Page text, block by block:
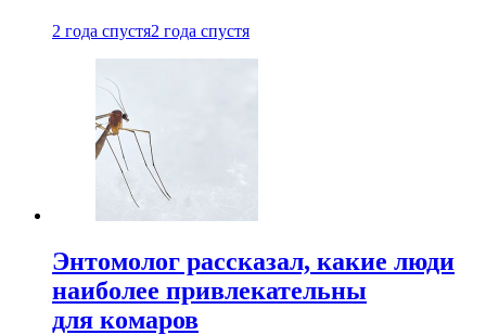
2 года спустя2 года спустя
Энтомолог рассказал, какие люди
наиболее привлекательны
для комаров